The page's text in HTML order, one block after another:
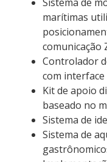
marítimas
comunicação
Controlador
com
Kit de apoio
baseado no
Sistema de
Sistema de